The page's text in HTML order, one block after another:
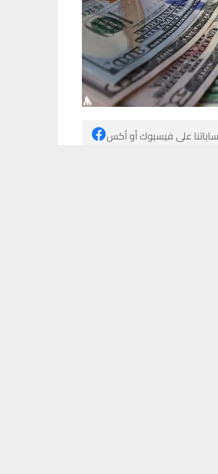
على فيسبوك أو أكس